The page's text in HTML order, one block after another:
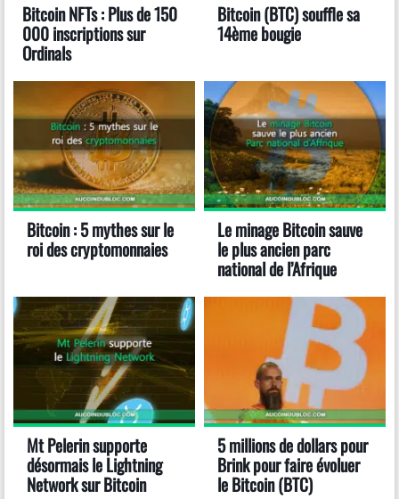
Bitcoin NFTs : Plus de 150
000 inscriptions sur
Ordinals
Bitcoin (BTC) souffle sa
14ème bougie
Bitcoin : 5 mythes sur le
roi des cryptomonnaies
Le minage Bitcoin sauve
le plus ancien parc
national de l’Afrique
Mt Pelerin supporte
désormais le Lightning
Network sur Bitcoin
5 millions de dollars pour
Brink pour faire évoluer
le Bitcoin (BTC)